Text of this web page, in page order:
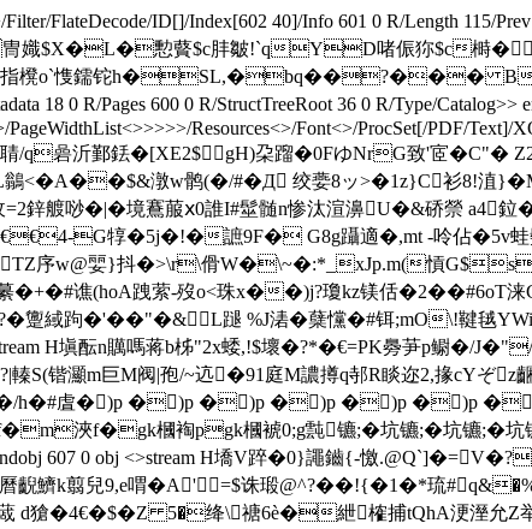
FlateDecode/ID[]/Index[602 40]/Info 601 0 R/Length 115/
X�L�憅藖$c肨皺!`qYD啫侲狝$c榯
�9指櫈o`愯鑐铊h�SL,�bq��?��� B
18 0 R/Pages 600 0 R/StructTreeRoot 36 0 R/Type/Catalog>>
PageWidthList<>>>>>/Resources<>/Font<>/ProcSet[/PDF/Text]/
€聙/q碞沂鄞銩�[XE2$gH)朶蹓�0FゆNrG致'宧
<�A��$&潡w鹘(�/#�Д 绞嬊8ッ>�1z}C衫8!淔
鋅艔唦�|�境鶱菔ⅹ0誰I#髽 髄n惨汰渲濞U�&硚禜
G犉�5j�!�謶9F� G8g躡適 �,mt -呤佔
序w@婯}抖�>\r\傦W�\~�:*_xJp.m(愩G$s
谯(hoA跩萦-歿o<珠x��)j?瓊kz镁佸�2�
緎跔�'�� "� &L蹆 %J湱�蘖戃�#铒;mO\!鞬毧
H塡酝n贎嗎蒋b柹"2x蜲,!$壞�?*�€=PK臱芛p鳚
S(锴灦m巨M阀|孢/~迒�91庭M譨撙q邿R睒迩2,掾cYぞz
虘�)p �)p �)p �)p �)p �)p �蝹
槶裪pgk槶裭0;g霕镳;�坑镳;�坑镳;�坑镳
0 obj <>stream H墧V踤�0 }譝鑡{-憿.@Q`]�=V�?M
齯鱭k翦兒9,e喟�A'=$诛瑖@^?��!{�1�*琉
獊�4€�$�Z 5�绛\禟6è�紲榷捕tQhA浭溼允Z